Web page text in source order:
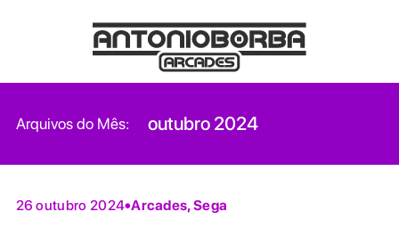
Arquivos do Mês: outubro 2024
26 outubro 2024 Arcades,Sega